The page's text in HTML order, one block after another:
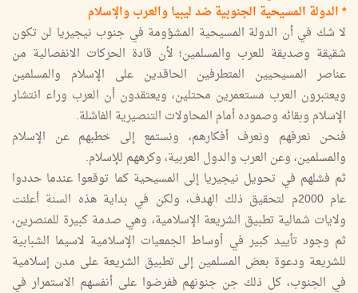
* الدولة المسيحية الجنوبية ضد ليبيا والعرب والإسلام
لا شك في أن الدولة المسيحية المشؤومة في جنوب نيجيريا لن تكون
شقيقة وصديقة للعرب والمسلمين؛ لأن قادة الحركات الانفصالية من
عناصر المسيحيين المتطرفين الحاقدين على الإسلام والمسلمين
ويعتبرون العرب مستعمرين محتلين، ويعتقدون أن العرب وراء انتشار
الإسلام وبقائه وصموده أمام المحاولات التنصيرية الفاشلة.
فنحن نعرفهم ونعرف أفكارهم، ونستمع إلى خطبهم عن الإسلام
والمسلمين، وعن العرب والدول العربية، وكرههم للإسلام.
ثم فشلهم في تحويل نيجيريا إلى المسيحية كما توقعوا عندما حددوا
عام 2000م لتحقيق ذلك الهدف، ولكن في بداية هذه السنة أعلنت
ولايات شمالية تطبيق الشريعة الإسلامية، وهي صدمة كبيرة للمنصرين،
ثم وجود تأييد كبير في أوساط الجمعيات الإسلامية لاسيما الشبابية
للشريعة ودعوة بعض المسلمين إلى تطبيق الشريعة على مدن إسلامية
في الجنوب، كل ذلك جن جنونهم ففرضوا على أنفسهم الاستمرار في